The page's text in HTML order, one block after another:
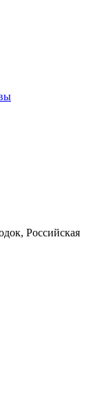
Российская